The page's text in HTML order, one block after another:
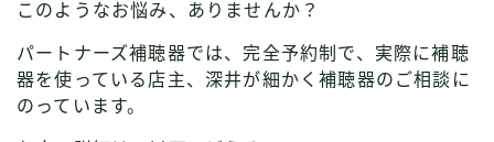
このようなお悩み、ありませんか？
パートナーズ補聴器では、完全予約制で、実際に補聴
器を使っている店主、深井が細かく補聴器のご相談に
のっています。